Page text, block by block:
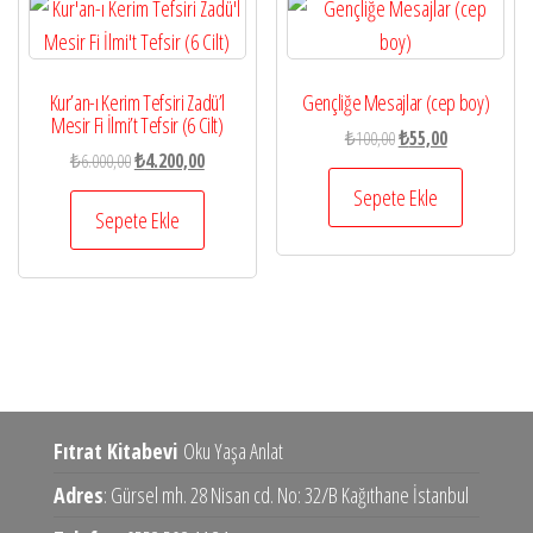
Kur’an-ı Kerim Tefsiri Zadü’l
Mesir Fi İlmi’t Tefsir (6 Cilt)
₺6.000,00Orijinal
fiyat:
₺6.000,00.
₺4.200,00Şu
andaki
₺4.200,00.
Sepete Ekle
Gençliğe Mesajlar (cep boy)
₺100,00Orijinal
fiyat:
₺100,00.
₺55,00Şu
andaki
₺55,00.
Sepete Ekle
Fıtrat Kitabevi Oku Yaşa Anlat
Adres: Gürsel mh. 28 Nisan cd. No: 32/B Kağıthane İstanbul